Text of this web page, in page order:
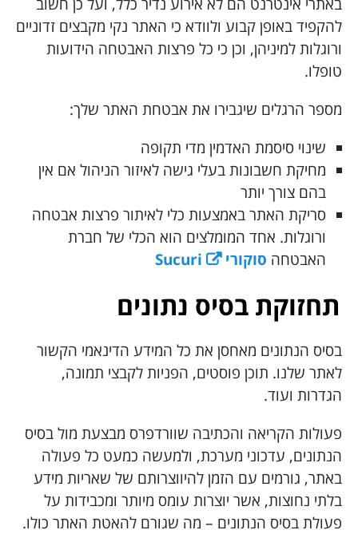
באתרי אינטרנט הם לא אירוע נדיר כלל, ועל כן חשוב
להקפיד באופן קבוע ולוודא כי האתר נקי מקבצים זדוניים
ורוגלות למיניהן, וכן כי כל פרצות האבטחה הידועות
טופלו.
מספר הרגלים שיגבירו את אבטחת האתר שלך:
שינוי סיסמת האדמין מדי תקופה
מחיקת חשבונות בעלי גישה לאיזור הניהול אם אין
בהם צורך יותר
סריקת האתר באמצעות כלי לאיתור פרצות אבטחה
ורוגלות. אחד המומלצים הוא הכלי של חברת
האבטחה סוקורי Sucuri
תחזוקת בסיס נתונים
בסיס הנתונים מאחסן את כל המידע הדינאמי הקשור
לאתר שלנו. תוכן פוסטים, הפניות לקבצי תמונה,
הגדרות ועוד.
פעולות הקריאה והכתיבה שוורדפרס מבצעת מול בסיס
הנתונים, עדכוני מערכת, ולמעשה כמעט כל פעולה
באתר, גורמים עם הזמן להיווצרותם של שאריות מידע
בלתי נחוצות, אשר יוצרות עומס מיותר ומכבידות על
פעולת בסיס הנתונים – מה שגורם להאטת האתר כולו.